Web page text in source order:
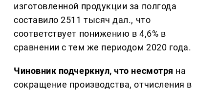
изготовленной продукции за полгода
составило 2511 тысяч дал., что
соответствует понижению в 4,6% в
сравнении с тем же периодом 2020 года.
Чиновник подчеркнул, что несмотря на
сокращение производства, отчисления в